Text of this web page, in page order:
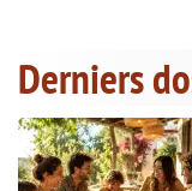
Derniers